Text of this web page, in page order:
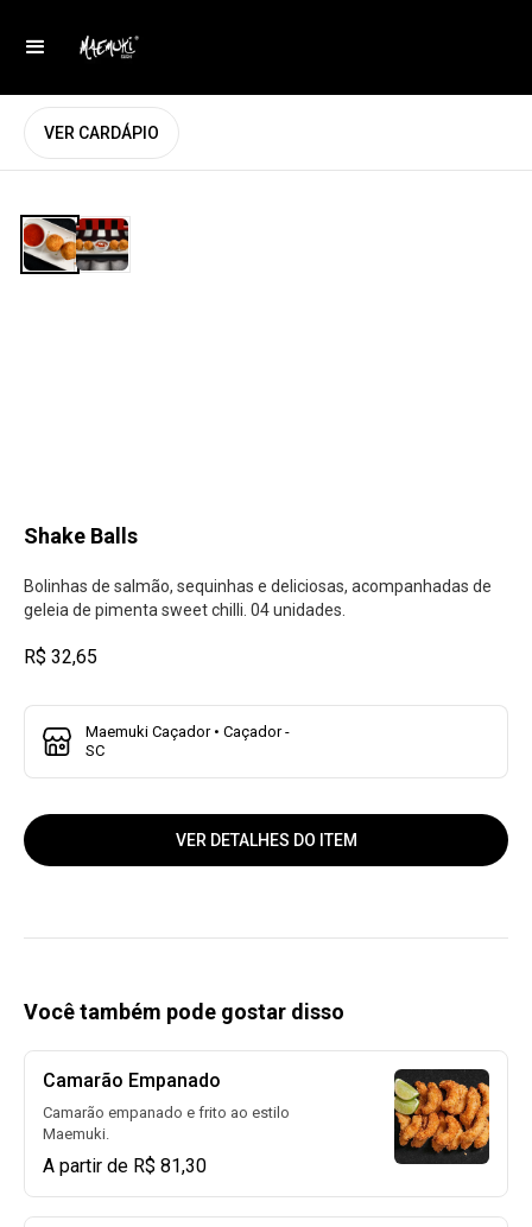
VER CARDÁPIO
Shake Balls
Bolinhas de salmão, sequinhas e deliciosas, acompanhadas de
geleia de pimenta sweet chilli. 04 unidades.
R$ 32,65
Maemuki Caçador • Caçador -
SC
VER DETALHES DO ITEM
Você também pode gostar disso
Camarão Empanado
Camarão empanado e frito ao estilo
Maemuki.
A partir de R$ 81,30